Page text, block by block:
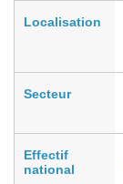
Localisation
Secteur
Effectif
national